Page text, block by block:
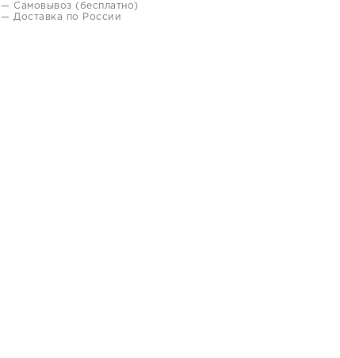
— Самовывоз (бесплатно)
— Доставка по России